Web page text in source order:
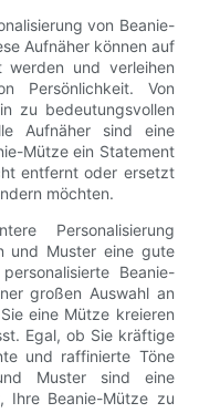
von Beanie-
Aufnäher können auf
und verleihen
Persönlichkeit. Von
zu bedeutungsvollen
Aufnäher sind eine
Mütze ein Statement
entfernt oder ersetzt
möchten.
Personalisierung
und Muster eine gute
Beanie-
großen Auswahl an
eine Mütze kreieren
Egal, ob Sie kräftige
und raffinierte Töne
Muster sind eine
Ihre Beanie-Mütze zu